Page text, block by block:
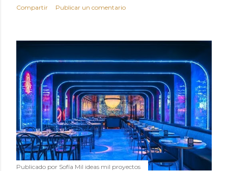
Compartir Publicar un comentario
Publicado por Sofía Mil ideas mil proyectos